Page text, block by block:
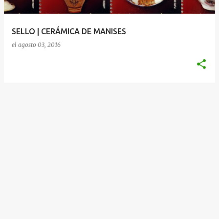
d
SELLO | CERÁMICA DE MANISES
el agosto 03, 2016